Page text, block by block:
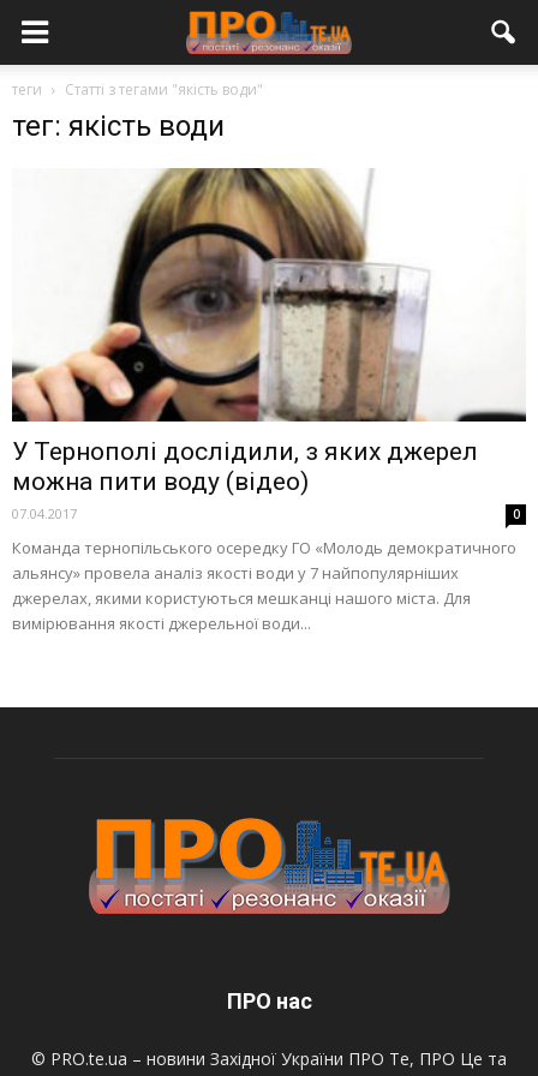
теги Статті з тегами "якість води"
тег: якість води
У Тернополі дослідили, з яких джерел
можна пити воду (відео)
07.04.2017 0
Команда тернопільського осередку ГО «Молодь демократичного
альянсу» провела аналіз якості води у 7 найпопулярніших
джерелах, якими користуються мешканці нашого міста. Для
вимірювання якості джерельної води...
ПРО нас
© PRO.te.ua – новини Західної України ПРО Те, ПРО Це та